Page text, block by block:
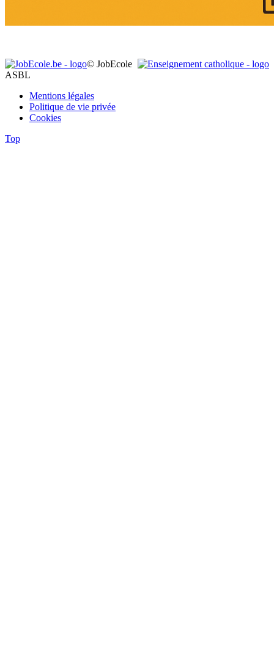
© JobEcole
ASBL
Mentions légales
Politique de vie privée
Cookies
Top